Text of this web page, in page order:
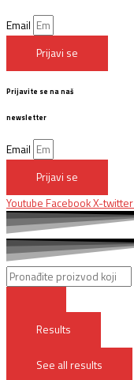
Email
Prijavi se
Prijavite se na naš
newsletter
Email
Prijavi se
Youtube FacebookX-twitter
Results
See all results